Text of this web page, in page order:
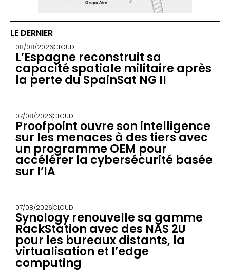
LE DERNIER
08/08/2026CLOUD
L’Espagne reconstruit sa
capacité spatiale militaire après
la perte du SpainSat NG II
07/08/2026CLOUD
Proofpoint ouvre son intelligence
sur les menaces à des tiers avec
un programme OEM pour
accélérer la cybersécurité basée
sur l’IA
07/08/2026CLOUD
Synology renouvelle sa gamme
RackStation avec des NAS 2U
pour les bureaux distants, la
virtualisation et l’edge
computing